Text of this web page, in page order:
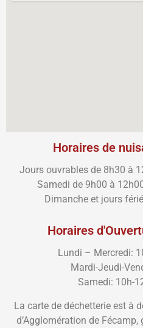
Horaires de
Jours ouvrables de 8h30 à
Samedi de 9h00 à
Dimanche et jours
Horaires
Lundi – Mercredi:
Mardi-Jeudi-
Samedi: 10h-
La carte de déchetterie est à
d’Agglomération de